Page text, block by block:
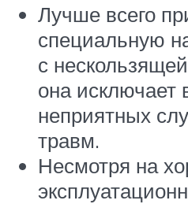
Лучше всего
специальную
с
она исключает
неприятных
травм.
Несмотря на